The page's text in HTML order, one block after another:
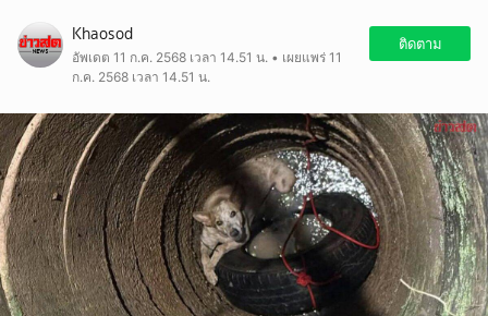
Khaosod
อัพเดต 11 ก.ค. 2568 เวลา 14.51 น. • เผยแพร่ 11
ก.ค. 2568 เวลา 14.51 น.
ติดตาม